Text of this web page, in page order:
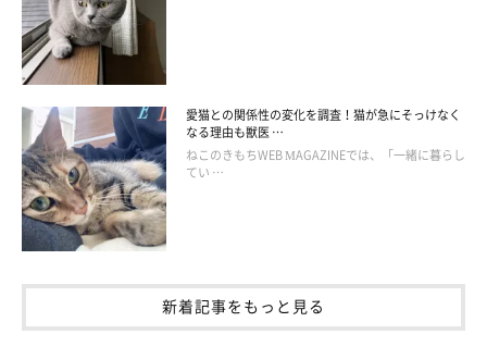
愛猫との関係性の変化を調査！猫が急にそっけなく
なる理由も獣医 …
ねこのきもちWEB MAGAZINEでは、「一緒に暮らし
てい …
新着記事をもっと見る